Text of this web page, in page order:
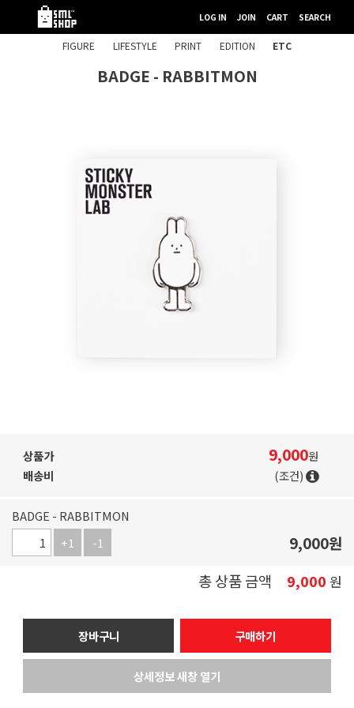
LOG IN JOIN CART SEARCH
FIGURE LIFESTYLE PRINT EDITION ETC
BADGE - RABBITMON
상품가 9,000원
배송비
(조건)
BADGE - RABBITMON
+1
-1 9,000원
총 상품 금액
9,000 원
장바구니 구매하기
상세정보 새창 열기